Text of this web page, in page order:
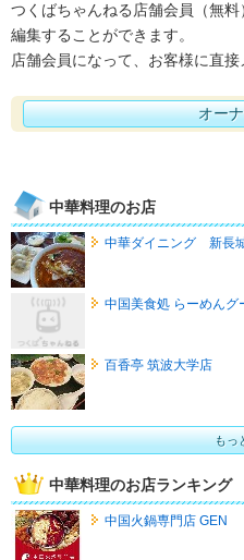
つくばちゃんねる店舗会員（無
編集することができます。
店舗会員になって、お客様に直
オー
中華料理のお店
中華ダイニング 新長
中国美食処 らーめんグ
百香亭 筑波大学店
もっ
中華料理のお店ランキング
中国火鍋専門店 GEN